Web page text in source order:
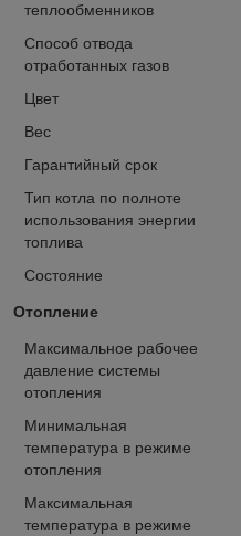
теплообменников
Способ отвода
отработанных газов
Цвет
Вес
Гарантийный срок
Тип котла по полноте
использования энергии
топлива
Состояние
Отопление
Максимальное рабочее
давление системы
отопления
Минимальная
температура в режиме
отопления
Максимальная
температура в режиме